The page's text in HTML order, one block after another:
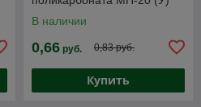
В наличии
0,66 руб. 0,83 руб.
Купить